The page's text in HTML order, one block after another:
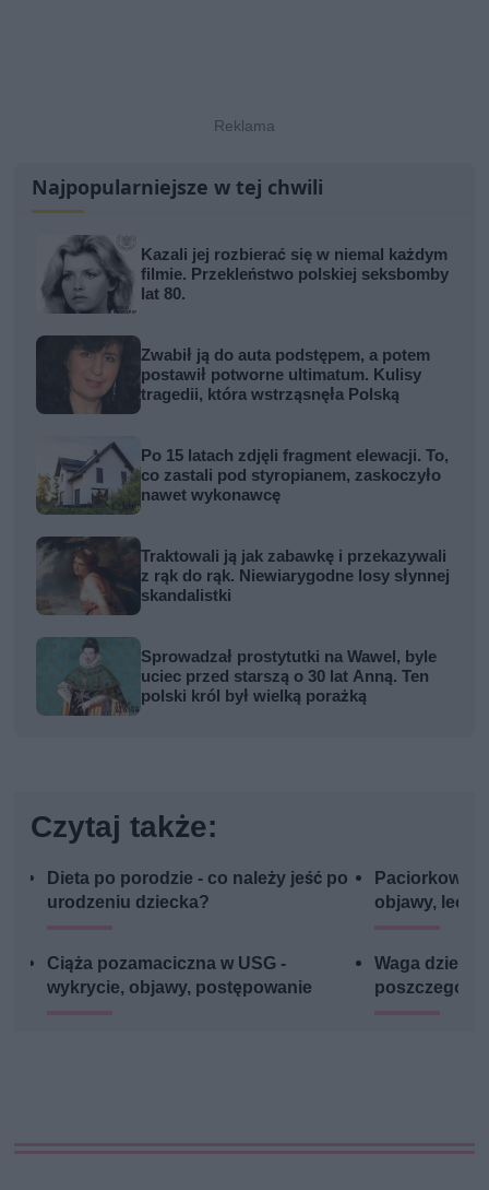
Najpopularniejsze w tej chwili
Kazali jej rozbierać się w niemal każdym
filmie. Przekleństwo polskiej seksbomby
lat 80.
Zwabił ją do auta podstępem, a potem
postawił potworne ultimatum. Kulisy
tragedii, która wstrząsnęła Polską
Po 15 latach zdjęli fragment elewacji. To,
co zastali pod styropianem, zaskoczyło
nawet wykonawcę
Traktowali ją jak zabawkę i przekazywali
z rąk do rąk. Niewiarygodne losy słynnej
skandalistki
Sprowadzał prostytutki na Wawel, byle
uciec przed starszą o 30 lat Anną. Ten
polski król był wielką porażką
Czytaj także:
Dieta po porodzie - co należy jeść po
urodzeniu dziecka?
Ciąża pozamaciczna w USG -
wykrycie, objawy, postępowanie
objawy,
Waga